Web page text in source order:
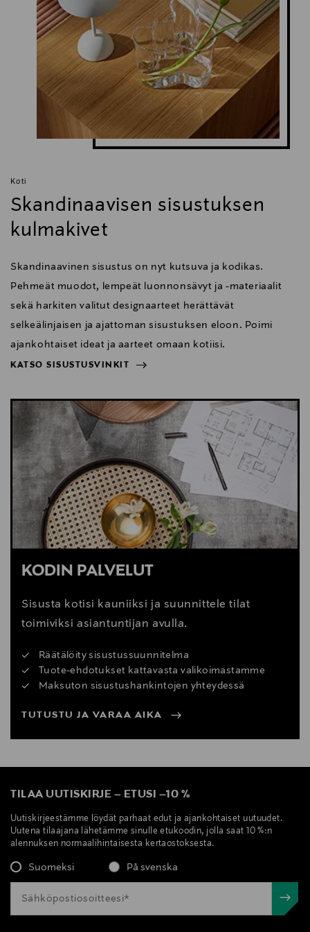
Koti
Skandinaavisen sisustuksen
kulmakivet
Skandinaavinen sisustus on nyt kutsuva ja kodikas.
Pehmeät muodot, lempeät luonnonsävyt ja -materiaalit
sekä harkiten valitut designaarteet herättävät
selkeälinjaisen ja ajattoman sisustuksen eloon. Poimi
ajankohtaiset ideat ja aarteet omaan kotiisi.
KATSO SISUSTUSVINKIT
KATSO SISUSTUSVINKIT
KODIN PALVELUT
Sisusta kotisi kauniiksi ja suunnittele tilat
toimiviksi asiantuntijan avulla.
Räätälöity sisustussuunnitelma
Tuote-ehdotukset kattavasta valikoimastamme
Maksuton sisustushankintojen yhteydessä
TUTUSTU JA VARAA AIKA
TILAA UUTISKIRJE – ETUSI –10 %
Uutiskirjeestämme löydät parhaat edut ja ajankohtaiset uutuudet.
Uutena tilaajana lähetämme sinulle etukoodin, jolla saat 10 %:n
alennuksen normaalihintaisesta kertaostoksesta.
Suomeksi På svenska